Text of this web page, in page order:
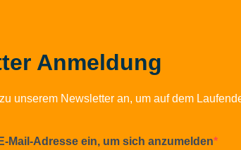
Anmeldung
unserem Newsletter an, um auf dem
Mail-Adresse ein, um sich anzumelden